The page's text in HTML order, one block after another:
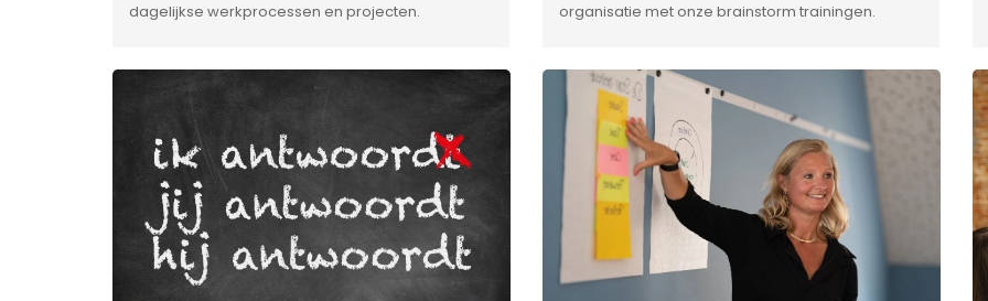
dagelijkse werkprocessen en projecten.
organisatie met onze brainstorm trainingen.